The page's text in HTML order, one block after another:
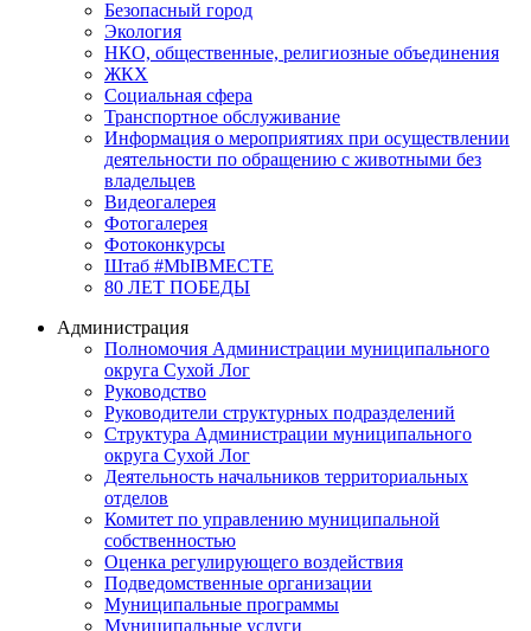
Безопасный город
Экология
НКО, общественные, религиозные объединения
ЖКХ
Социальная сфера
Транспортное обслуживание
Информация о мероприятиях при осуществлении
деятельности по обращению с животными без
владельцев
Видеогалерея
Фотогалерея
Фотоконкурсы
Штаб #MbIBMECTE
80 ЛЕТ ПОБЕДЫ
Администрация
Полномочия Администрации муниципального
округа Сухой Лог
Руководство
Руководители структурных подразделений
Структура Администрации муниципального
округа Сухой Лог
Деятельность начальников территориальных
отделов
Комитет по управлению муниципальной
собственностью
Оценка регулирующего воздействия
Подведомственные организации
Муниципальные программы
Муниципальные услуги